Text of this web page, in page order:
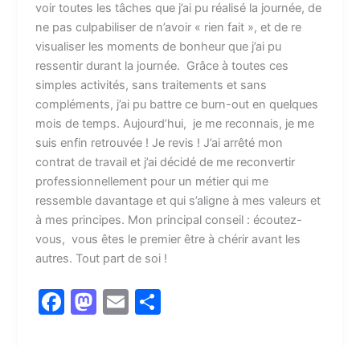
voir toutes les tâches que j’ai pu réalisé la journée, de
ne pas culpabiliser de n’avoir « rien fait », et de re
visualiser les moments de bonheur que j’ai pu
ressentir durant la journée. Grâce à toutes ces
simples activités, sans traitements et sans
compléments, j’ai pu battre ce burn-out en quelques
mois de temps. Aujourd’hui, je me reconnais, je me
suis enfin retrouvée ! Je revis ! J’ai arrêté mon
contrat de travail et j’ai décidé de me reconvertir
professionnellement pour un métier qui me
ressemble davantage et qui s’aligne à mes valeurs et
à mes principes. Mon principal conseil : écoutez-
vous, vous êtes le premier être à chérir avant les
autres. Tout part de soi !
F
a
M
a
E
m